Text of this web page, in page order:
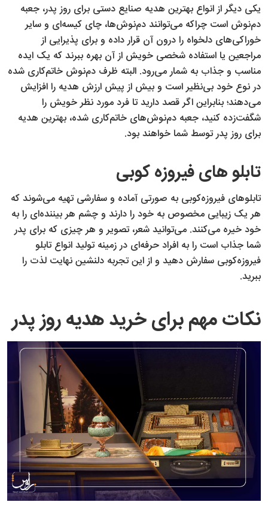
یکی دیگر از انواع بهترین هدیه صنایع دستی برای روز پدر، جعبه
دم‌نوش است چراکه می‌توانند دم‌نوش‌ها، چای کیسه‌ای و سایر
خوراکی‌های دلخواه را درون آن قرار داده و برای پذیرایی از
مراجعین یا استفاده شخصی خویش از آن بهره ببرند که یک ایده
مناسب و جذاب به شمار می‌رود. البته ظرف دم‌نوش خاتم‌کاری شده
در نوع خود بی‌نظیر است و بیش از پیش ارزش هدیه را افزایش
می‌دهند؛ بنابراین اگر قصد دارید تا فرد مورد نظر خویش را
شگفت‌زده کنید، جعبه‌ دم‌نوش‌های خاتم‌کاری شده، بهترین هدیه
برای روز پدر توسط شما خواهند بود.
تابلو های فیروزه کوبی
تابلوهای فیروزه‌کوبی به صورتی آماده و سفارشی تهیه می‌شوند که
هر یک زیبایی مخصوص به خود را دارند و چشم هر بیننده‌ای را به
خود خیره می‌کنند. می‌توانید شعر، تصویر و هر چیزی که برای پدر
شما جذاب است را به افراد حرفه‌ای در زمینه تولید انواع تابلو
فیروزه‌کوبی سفارش دهید و از این تجربه دلنشین نهایت لذت را
ببرید.
نکات مهم برای خرید هدیه روز پدر